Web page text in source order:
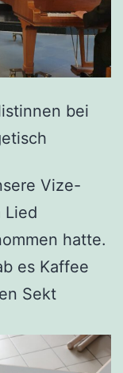
bei
Vize-
Lied
hatte.
es Kaffee
Sekt